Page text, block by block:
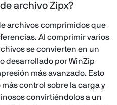
archivo Zipx?
archivos comprimidos que
Al comprimir varios
se convierten en un
desarrollado por WinZip
más avanzado. Esto
control sobre la carga y
convirtiéndolos a un